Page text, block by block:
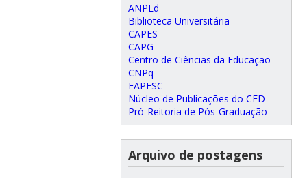
ANPEd
Biblioteca Universitária
CAPES
CAPG
Centro de Ciências da Educação
CNPq
FAPESC
Núcleo de Publicações do CED
Pró-Reitoria de Pós-Graduação
Arquivo de postagens